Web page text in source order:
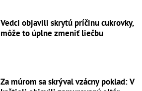
Vedci objavili skrytú príčinu cukrovky,
môže to úplne zmeniť liečbu
Za múrom sa skrýval vzácny poklad: V